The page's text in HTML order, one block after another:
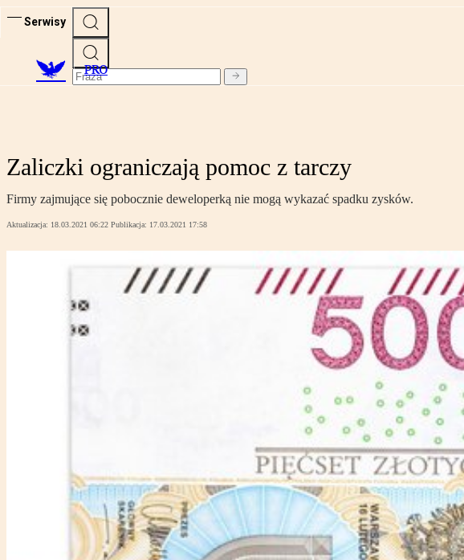
Serwisy
PRO
Zaliczki ograniczają pomoc z tarczy
Firmy zajmujące się pobocznie deweloperką nie mogą wykazać spadku zysków.
Aktualizacja: 18.03.2021 06:22 Publikacja: 17.03.2021 17:58